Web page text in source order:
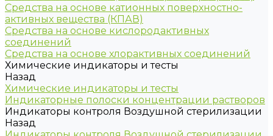
Средства на основе катионных поверхностно-
активных вещества (КПАВ)
Средства на основе кислородактивных
соединений
Средства на основе хлорактивных соединений
Химические индикаторы и тесты
Назад
Химические индикаторы и тесты
Индикаторные полоски концентрации растворов
Индикаторы контроля Воздушной стерилизации
Назад